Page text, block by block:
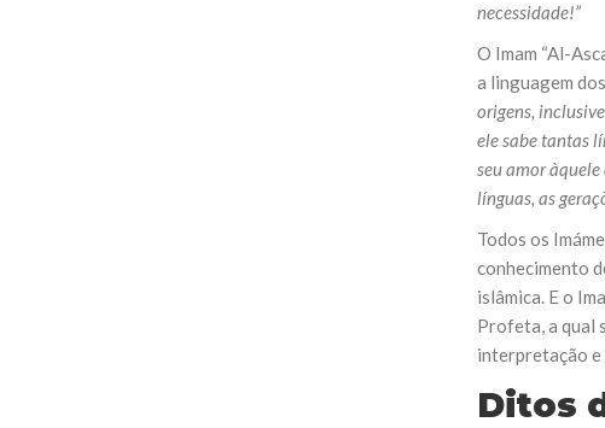
necessidade!”
O Imam “Al-
a linguagem
origens,
ele sabe tantas
seu amor
línguas, as
Todos os
conhecimento
islâmica. E o
Profeta, a qual
interpretação e
Ditos